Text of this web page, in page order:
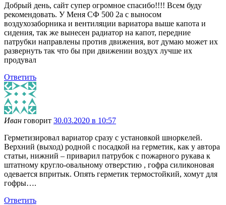
Добрый день, сайт супер огромное спасибо!!!! Всем буду
рекомендовать. У Меня СФ 500 2а с выносом
воздухозаборника и вентиляции вариатора выше капота и
сидения, так же вынесен радиатор на капот, передние
патрубки направлены против движения, вот думаю может их
развернуть так что бы при движении воздух лучше их
продувал
Ответить
Иван говорит 30.03.2020 в 10:57
Герметизировал вариатор сразу с установкой шноркелей.
Верхний (выход) родной с посадкой на герметик, как у автора
статьи, нижний – приварил патрубок с пожарного рукава к
штатному кругло-овальному отверстию , гофра силиконовая
одевается впритык. Опять герметик термостойкий, хомут для
гофры….
Ответить